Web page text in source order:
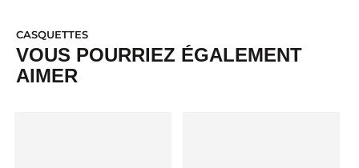
CASQUETTES
VOUS POURRIEZ ÉGALEMENT
AIMER